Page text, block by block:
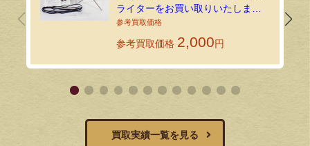
ライターをお買い取りいたしまし
た｜環七ホビーの持込買取
参考買取価格 2,000円
買取実績一覧を見る